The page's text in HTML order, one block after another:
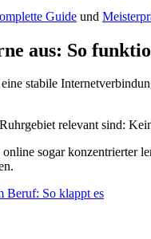
Guide und
aus: So
stabile
relevant sind:
sogar konzentrierter
Beruf: So klappt es